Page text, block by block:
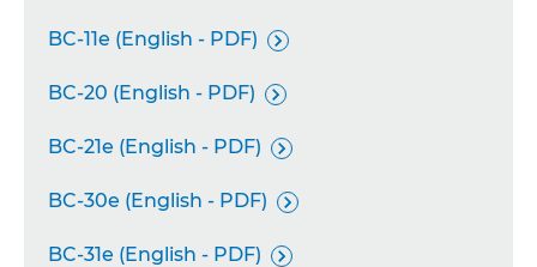
BC-11e (English - PDF) 
BC-20 (English - PDF) 
BC-21e (English - PDF) 
BC-30e (English - PDF) 
BC-31e (English - PDF) 